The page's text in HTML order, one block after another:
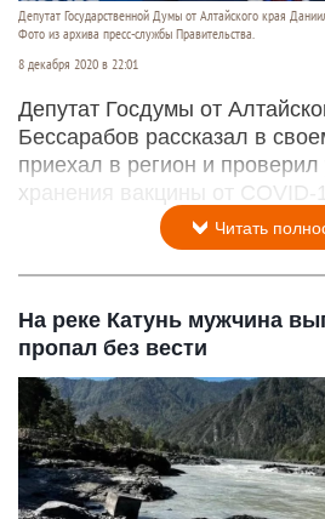
Депутат Государственной Думы от Алтайского края
Фото из архива пресс-службы Правительства.
8 декабря 2020 в 22:01
Депутат Госдумы от
Бессарабов рассказал в
приехал в регион и
хранения вакцины от COVID-
Читать
На реке Катунь мужчина
пропал без вести